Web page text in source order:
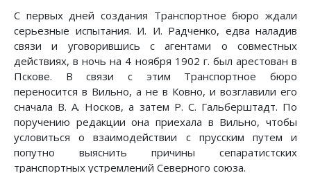
С первых дней создания Транспортное бюро ждали
серьезные испытания. И. И. Радченко, едва наладив
связи и уговорившись с агентами о совместных
действиях, в ночь на 4 ноября 1902 г. был арестован в
Пскове. В связи с этим Транспортное бюро
переносится в Вильно, а не в Ковно, и возглавили его
сначала В. А. Носков, а затем Р. С. Гальберштадт. По
поручению редакции она приехала в Вильно, чтобы
условиться о взаимодействии с прусским путем и
попутно выяснить причины сепаратистских
транспортных устремлений Северного союза.